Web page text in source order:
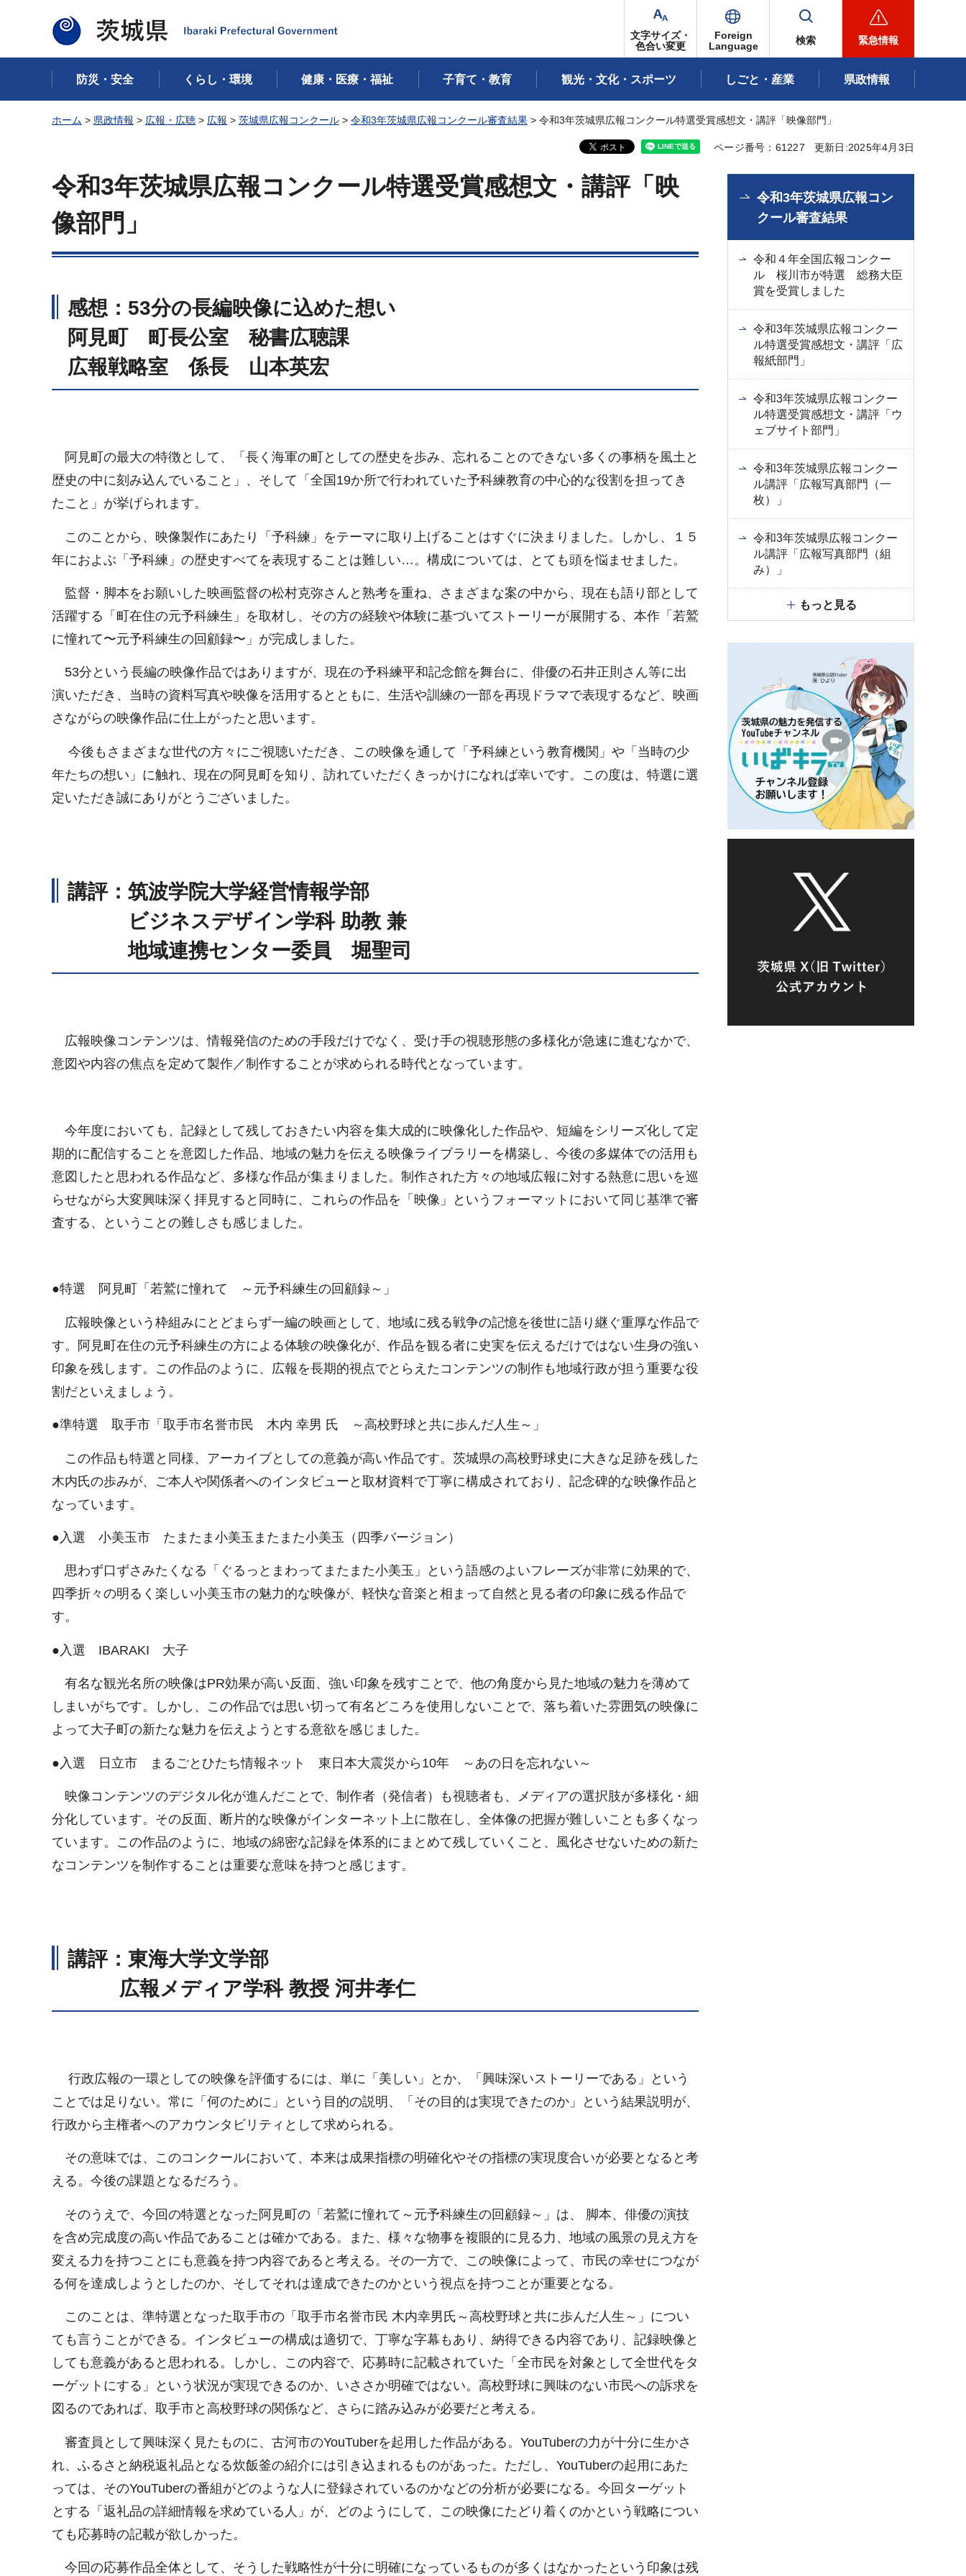
茨城県
文字サイズ・
色合い変更
Foreign
Language
検索 緊急情報
防災・安全 くらし・環境 健康・医療・福祉 子育て・教育 観光・文化・スポーツ しごと・産業 県政情報
ホーム > 県政情報 > 広報・広聴 > 広報 > 茨城県広報コンクール > 令和3年茨城県広報コンクール審査結果 > 令和3年茨城県広報コンクール特選受賞感想文・講評「映像部門」
ページ番号：61227 更新日:2025年4月3日
令和3年茨城県広報コンクール特選受賞感想文・講評「映
像部門」
感想：53分の長編映像に込めた想い
阿見町 町長公室 秘書広聴課
広報戦略室 係長 山本英宏
阿見町の最大の特徴として、「長く海軍の町としての歴史を歩み、忘れることのできない多くの事柄を風土と
歴史の中に刻み込んでいること」、そして「全国19か所で行われていた予科練教育の中心的な役割を担ってき
たこと」が挙げられます。
このことから、映像製作にあたり「予科練」をテーマに取り上げることはすぐに決まりました。しかし、１５
年におよぶ「予科練」の歴史すべてを表現することは難しい…。構成については、とても頭を悩ませました。
監督・脚本をお願いした映画監督の松村克弥さんと熟考を重ね、さまざまな案の中から、現在も語り部として
活躍する「町在住の元予科練生」を取材し、その方の経験や体験に基づいてストーリーが展開する、本作「若鷲
に憧れて〜元予科練生の回顧録〜」が完成しました。
53分という長編の映像作品ではありますが、現在の予科練平和記念館を舞台に、俳優の石井正則さん等に出
演いただき、当時の資料写真や映像を活用するとともに、生活や訓練の一部を再現ドラマで表現するなど、映画
さながらの映像作品に仕上がったと思います。
今後もさまざまな世代の方々にご視聴いただき、この映像を通して「予科練という教育機関」や「当時の少
年たちの想い」に触れ、現在の阿見町を知り、訪れていただくきっかけになれば幸いです。この度は、特選に選
定いただき誠にありがとうございました。
講評：筑波学院大学経営情報学部
ビジネスデザイン学科 助教 兼
地域連携センター委員 堀聖司
広報映像コンテンツは、情報発信のための手段だけでなく、受け手の視聴形態の多様化が急速に進むなかで、
意図や内容の焦点を定めて製作／制作することが求められる時代となっています。
今年度においても、記録として残しておきたい内容を集大成的に映像化した作品や、短編をシリーズ化して定
期的に配信することを意図した作品、地域の魅力を伝える映像ライブラリーを構築し、今後の多媒体での活用も
意図したと思われる作品など、多様な作品が集まりました。制作された方々の地域広報に対する熱意に思いを巡
らせながら大変興味深く拝見すると同時に、これらの作品を「映像」というフォーマットにおいて同じ基準で審
査する、ということの難しさも感じました。
●特選 阿見町「若鷲に憧れて ～元予科練生の回顧録～」
広報映像という枠組みにとどまらず一編の映画として、地域に残る戦争の記憶を後世に語り継ぐ重厚な作品で
す。阿見町在住の元予科練生の方による体験の映像化が、作品を観る者に史実を伝えるだけではない生身の強い
印象を残します。この作品のように、広報を長期的視点でとらえたコンテンツの制作も地域行政が担う重要な役
割だといえましょう。
●準特選 取手市「取手市名誉市民 木内 幸男 氏 ～高校野球と共に歩んだ人生～」
この作品も特選と同様、アーカイブとしての意義が高い作品です。茨城県の高校野球史に大きな足跡を残した
木内氏の歩みが、ご本人や関係者へのインタビューと取材資料で丁寧に構成されており、記念碑的な映像作品と
なっています。
●入選 小美玉市 たまたま小美玉またまた小美玉（四季バージョン）
思わず口ずさみたくなる「ぐるっとまわってまたまた小美玉」という語感のよいフレーズが非常に効果的で、
四季折々の明るく楽しい小美玉市の魅力的な映像が、軽快な音楽と相まって自然と見る者の印象に残る作品で
す。
●入選 IBARAKI 大子
有名な観光名所の映像はPR効果が高い反面、強い印象を残すことで、他の角度から見た地域の魅力を薄めて
しまいがちです。しかし、この作品では思い切って有名どころを使用しないことで、落ち着いた雰囲気の映像に
よって大子町の新たな魅力を伝えようとする意欲を感じました。
●入選 日立市 まるごとひたち情報ネット 東日本大震災から10年 ～あの日を忘れない～
映像コンテンツのデジタル化が進んだことで、制作者（発信者）も視聴者も、メディアの選択肢が多様化・細
分化しています。その反面、断片的な映像がインターネット上に散在し、全体像の把握が難しいことも多くなっ
ています。この作品のように、地域の綿密な記録を体系的にまとめて残していくこと、風化させないための新た
なコンテンツを制作することは重要な意味を持つと感じます。
講評：東海大学文学部
広報メディア学科 教授 河井孝仁
行政広報の一環としての映像を評価するには、単に「美しい」とか、「興味深いストーリーである」という
ことでは足りない。常に「何のために」という目的の説明、「その目的は実現できたのか」という結果説明が、
行政から主権者へのアカウンタビリティとして求められる。
その意味では、このコンクールにおいて、本来は成果指標の明確化やその指標の実現度合いが必要となると考
える。今後の課題となるだろう。
そのうえで、今回の特選となった阿見町の「若鷲に憧れて～元予科練生の回顧録～」は、 脚本、俳優の演技
を含め完成度の高い作品であることは確かである。また、様々な物事を複眼的に見る力、地域の風景の見え方を
変える力を持つことにも意義を持つ内容であると考える。その一方で、この映像によって、市民の幸せにつなが
る何を達成しようとしたのか、そしてそれは達成できたのかという視点を持つことが重要となる。
このことは、準特選となった取手市の「取手市名誉市民 木内幸男氏～高校野球と共に歩んだ人生～」につい
ても言うことができる。インタビューの構成は適切で、丁寧な字幕もあり、納得できる内容であり、記録映像と
しても意義があると思われる。しかし、この内容で、応募時に記載されていた「全市民を対象として全世代をタ
ーゲットにする」という状況が実現できるのか、いささか明確ではない。高校野球に興味のない市民への訴求を
図るのであれば、取手市と高校野球の関係など、さらに踏み込みが必要だと考える。
審査員として興味深く見たものに、古河市のYouTuberを起用した作品がある。YouTuberの力が十分に生かさ
れ、ふるさと納税返礼品となる炊飯釜の紹介には引き込まれるものがあった。ただし、YouTuberの起用にあた
っては、そのYouTuberの番組がどのような人に登録されているのかなどの分析が必要になる。今回ターゲット
とする「返礼品の詳細情報を求めている人」が、どのようにして、この映像にたどり着くのかという戦略につい
ても応募時の記載が欲しかった。
今回の応募作品全体として、そうした戦略性が十分に明確になっているものが多くはなかったという印象は残
令和3年茨城県広報コン
クール審査結果
令和４年全国広報コンクー
ル 桜川市が特選 総務大臣
賞を受賞しました
令和3年茨城県広報コンクー
ル特選受賞感想文・講評「広
報紙部門」
令和3年茨城県広報コンクー
ル特選受賞感想文・講評「ウ
ェブサイト部門」
令和3年茨城県広報コンクー
ル講評「広報写真部門（一
枚）」
令和3年茨城県広報コンクー
ル講評「広報写真部門（組
み）」
もっと見る